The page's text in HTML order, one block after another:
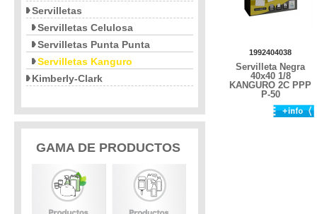
Servilletas
Servilletas Celulosa
Servilletas Punta Punta
Servilletas Kanguro
Kimberly-Clark
GAMA DE PRODUCTOS
1992404038
Servilleta Negra
40x40 1/8
KANGURO 2C PPP
P-50